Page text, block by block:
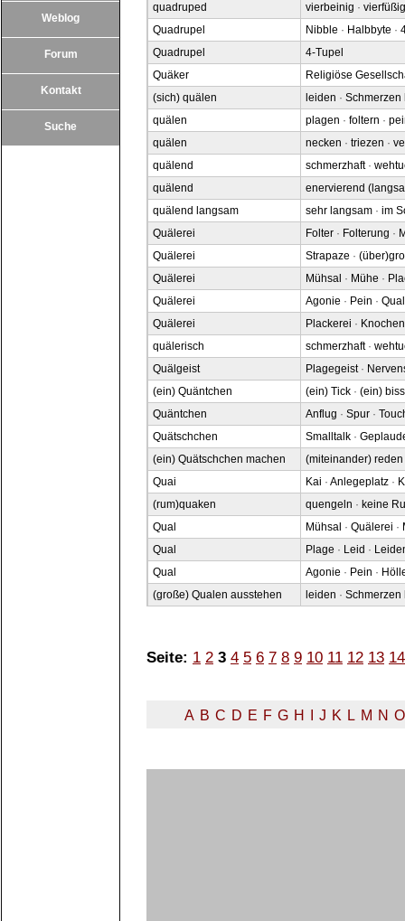
Weblog
Forum
Kontakt
Suche
quadruped
vierbeinig · vierfüßig
Quadrupel
Nibble · Halbbyte ·
Quadrupel
4-Tupel
Quäker
Religiöse
(sich) quälen
leiden · Schmerzen
quälen
plagen · foltern ·
quälen
necken · triezen ·
quälend
schmerzhaft·
quälend
enervierend
quälend langsam
sehr langsam · im
Quälerei
Folter · Folterung ·
Quälerei
Strapaze ·
Quälerei
Mühsal · Mühe ·
Quälerei
Agonie · Pein · Qual
Quälerei
Plackerei ·
quälerisch
schmerzhaft·
Quälgeist
Plagegeist·
(ein) Quäntchen
(ein) Tick · (ein)
Quäntchen
Anflug · Spur ·
Quätschchen
Smalltalk ·
(ein) Quätschchen machen
(miteinander) reden
Quai
Kai · Anlegeplatz ·
(rum)quaken
quengeln · keine
Qual
Mühsal · Quälerei ·
Qual
Plage · Leid ·
Qual
Agonie · Pein ·
(große) Qualen ausstehen
leiden · Schmerzen
Seite: 1 2 3 4 5 6 7 8 9 10 11 12 13 14
A B C D E F G H J K L M N O